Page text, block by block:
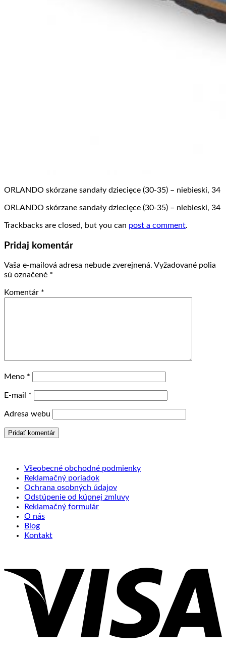
ORLANDO skórzane sandały dziecięce (30-35) – niebieski, 34
ORLANDO skórzane sandały dziecięce (30-35) – niebieski, 34
Trackbacks are closed, but you can post a comment.
Pridaj komentár
Vaša e-mailová adresa nebude zverejnená. Vyžadované polia
sú označené *
Komentár *
Meno *
E-mail *
Adresa webu
Všeobecné obchodné podmienky
Reklamačný poriadok
Ochrana osobných údajov
Odstúpenie od kúpnej zmluvy
Reklamačný formulár
O nás
Blog
Kontakt